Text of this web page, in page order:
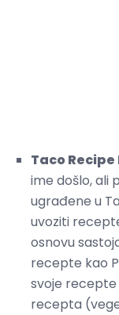
Taco
ime došlo, ali
ugrađene u
uvoziti
osnovu
recepte kao
svoje
recepta